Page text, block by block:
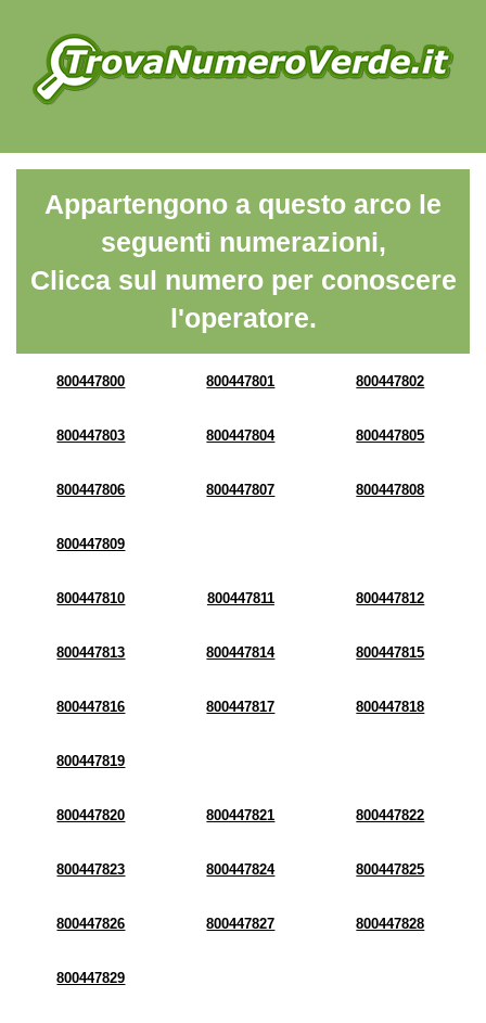
Appartengono a questo arco le
seguenti numerazioni,
Clicca sul numero per conoscere
l'operatore.
800447800 800447801 800447802
800447803 800447804 800447805
800447806 800447807 800447808
800447809
800447810 800447811 800447812
800447813 800447814 800447815
800447816 800447817 800447818
800447819
800447820 800447821 800447822
800447823 800447824 800447825
800447826 800447827 800447828
800447829